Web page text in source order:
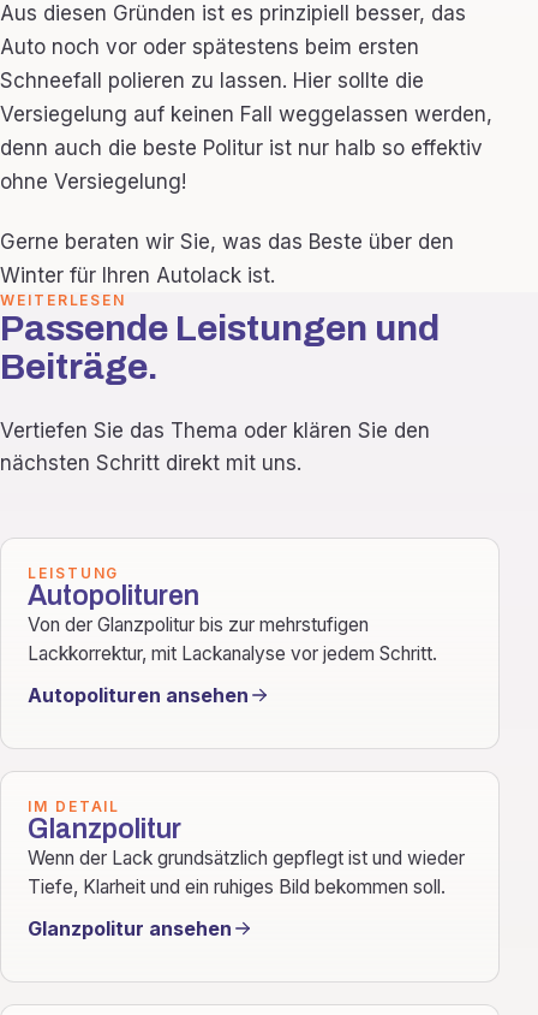
Aus diesen Gründen ist es prinzipiell besser, das
Auto noch vor oder spätestens beim ersten
Schneefall polieren zu lassen. Hier sollte die
Versiegelung auf keinen Fall weggelassen werden,
denn auch die beste Politur ist nur halb so effektiv
ohne Versiegelung!
Gerne beraten wir Sie, was das Beste über den
Winter für Ihren Autolack ist.
WEITERLESEN
Passende Leistungen und
Beiträge.
Vertiefen Sie das Thema oder klären Sie den
nächsten Schritt direkt mit uns.
LEISTUNG
Autopolituren
Von der Glanzpolitur bis zur mehrstufigen
Lackkorrektur, mit Lackanalyse vor jedem Schritt.
Autopolituren ansehen
IM DETAIL
Glanzpolitur
Wenn der Lack grundsätzlich gepflegt ist und wieder
Tiefe, Klarheit und ein ruhiges Bild bekommen soll.
Glanzpolitur ansehen